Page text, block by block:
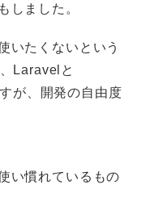
しました。
いたくないという
Laravelと
が、開発の自由度
い慣れているもの